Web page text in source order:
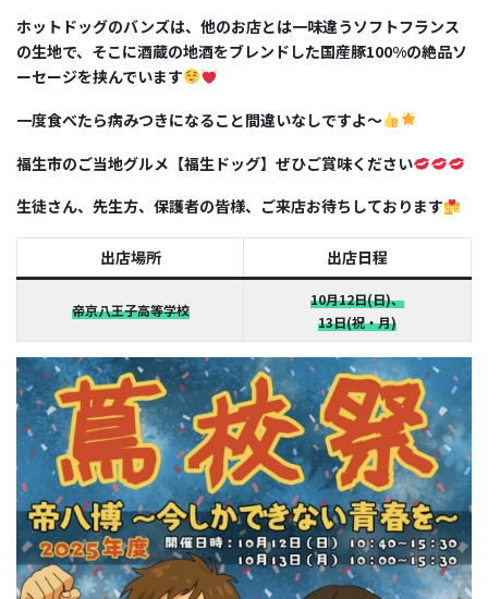
ホットドッグのバンズは、他のお店とは一味違うソフトフランス
の生地で、そこに酒蔵の地酒をブレンドした国産豚100%の絶品ソ
ーセージを挟んでいます
一度食べたら病みつきになること間違いなしですよ〜
福生市のご当地グルメ【福生ドッグ】ぜひご賞味ください
生徒さん、先生方、保護者の皆様、ご来店お待ちしております
出店場所 出店日程
帝京八王子高等学校
10月12日(日)、
13日(祝・月)